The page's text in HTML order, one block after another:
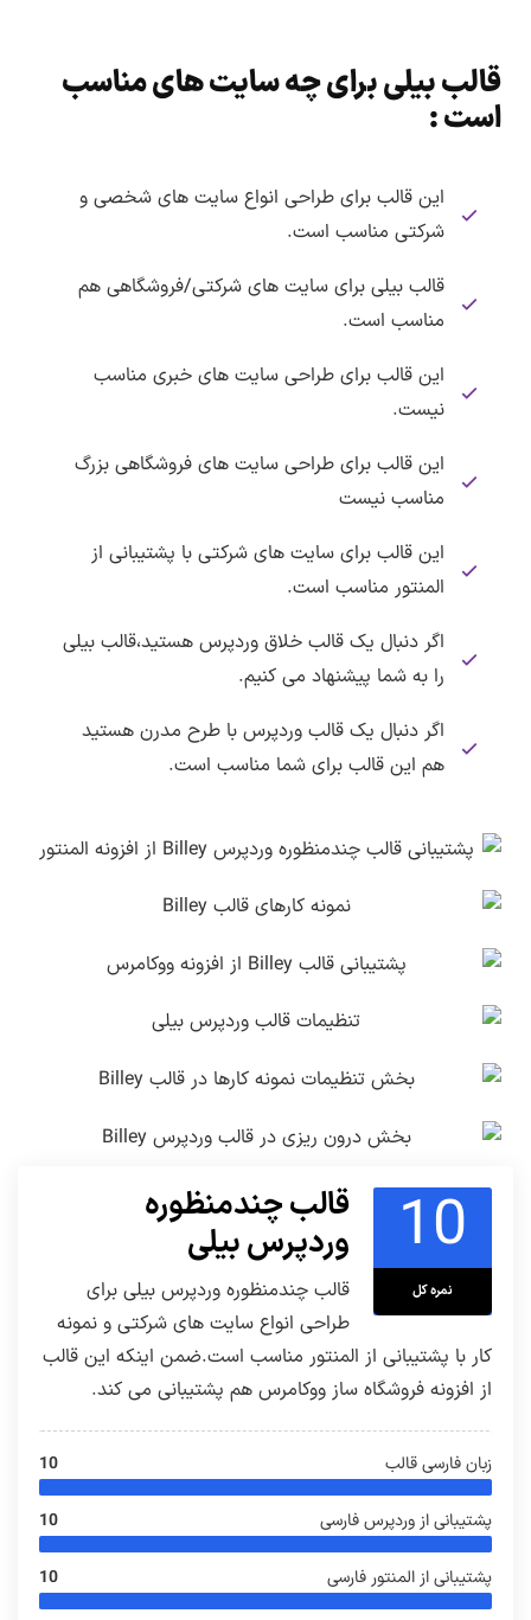
قالب بیلی برای چه سایت های مناسب
است :
این قالب برای طراحی انواع سایت های شخصی و
شرکتی مناسب است.
قالب بیلی برای سایت های شرکتی/فروشگاهی هم
مناسب است.
این قالب برای طراحی سایت های خبری مناسب
نیست.
این قالب برای طراحی سایت های فروشگاهی بزرگ
مناسب نیست
این قالب برای سایت های شرکتی با پشتیبانی از
المنتور مناسب است.
اگر دنبال یک قالب خلاق وردپرس هستید،قالب بیلی
را به شما پیشنهاد می کنیم.
اگر دنبال یک قالب وردپرس با طرح مدرن هستید
هم این قالب برای شما مناسب است.
10
نمره کل
قالب چندمنظوره
وردپرس بیلی
قالب چندمنظوره وردپرس بیلی برای
طراحی انواع سایت های شرکتی و نمونه
کار با پشتیبانی از المنتور مناسب است.ضمن اینکه این قالب
از افزونه فروشگاه ساز ووکامرس هم پشتیبانی می کند.
زبان فارسی قالب 10
پشتیبانی از وردپرس فارسی 10
پشتیبانی از المنتور فارسی 10